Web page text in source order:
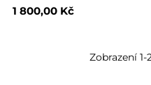
1 800,00 Kč
Zobrazení 1-